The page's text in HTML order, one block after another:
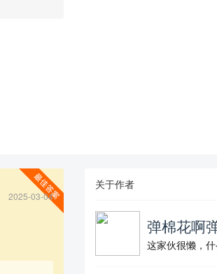
2025-03-04
关于作者
弹棉花啊
这家伙很懒，什